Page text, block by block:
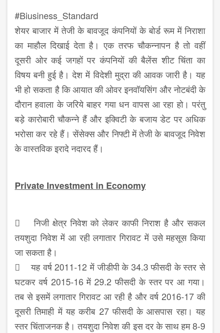
#Biusiness_Standard
शेयर बाजार में तेजी के बावजूद कंपनियों के बोर्ड रूम में निराशा
का माहौल दिखाई देता है। एक तरफ चौकन्नापन है तो वहीं
दूसरी ओर कई जगहों पर कंपनियों की बैलेंस शीट चिंता का
विषय बनी हुई है। देश में विदेशी मुद्रा की आवक जारी है। यह
भी हो सकता है कि आयात की ओवर इनवॉयसिंग और नोटबंदी के
दौरान हवाला के जरिये बाहर गया धन वापस आ रहा हो। परंतु
बड़े कारोबारी चौकन्ने हैं और इक्विटी के बजाय डेट पर अधिक
भरोसा कर रहे हैं। सेंसेक्स और निफ्टी में तेजी के बावजूद निवेश
के वास्तविक इरादे नदारद हैं।
Private Investment in Economy
 निजी क्षेत्र निवेश को लेकर काफी निराश है और सकल
तयशुदा निवेश में आ रही लगातार गिरावट में उसे महसूस किया
जा सकता है।
 यह वर्ष 2011-12 में जीडीपी के 34.3 फीसदी के स्तर से
घटकर वर्ष 2015-16 में 29.2 फीसदी के स्तर पर आ गया।
तब से इसमें लगातार गिरावट आ रही है और वर्ष 2016-17 की
दूसरी तिमाही में यह करीब 27 फीसदी के आसपास रहा। यह
स्तर चिंताजनक है। तयशुदा निवेश की इस दर के साथ हम 8-9